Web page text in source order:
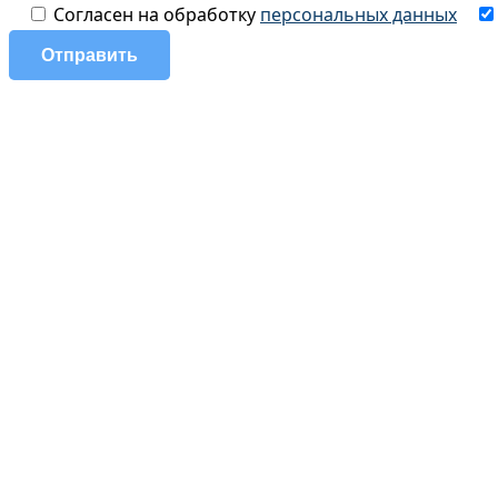
Согласен на обработку персональных данных